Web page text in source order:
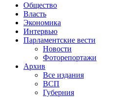
Общество
Власть
Экономика
Интервью
Парламентские вести
Новости
Фоторепортажи
Архив
Все издания
ВСП
Губерния